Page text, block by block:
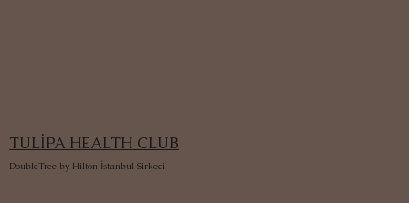
TULİPA HEALTH CLUB
DoubleTree by Hilton İstanbul Sirkeci